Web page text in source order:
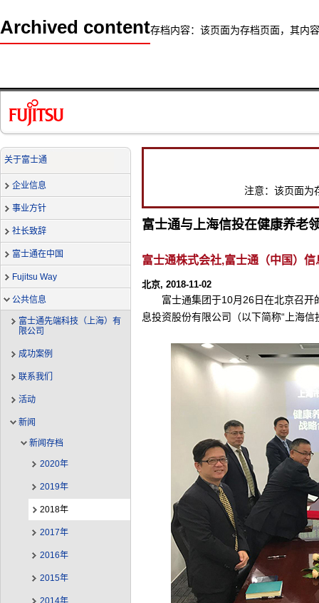
Archived content存档内容：该页面为存档页面，其内
关于富士通
企业信息
事业方针
社长致辞
富士通在中国
Fujitsu Way
公共信息
富士通先端科技（上海）有
限公司
成功案例
联系我们
活动
新闻
新闻存档
2020年
2019年
2018年
2017年
2016年
2015年
2014年
注意：该页面为
富士通与上海信投在健康养老
富士通株式会社,富士通（中国）
北京, 2018-11-02
富士通集团于10月26日在北京召
息投资股份有限公司（以下简称“上海